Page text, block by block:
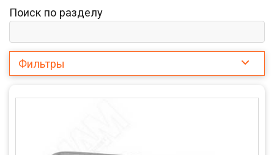
Поиск по разделу
Фильтры